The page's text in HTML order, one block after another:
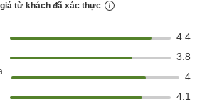
từ khách đã xác thực
4.4
3.8
4
4.1